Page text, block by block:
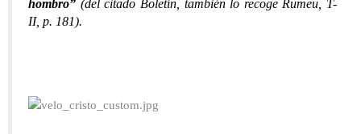
hombro” (del citado Boletín, también lo recoge Rumeu, T-
II, p. 181).